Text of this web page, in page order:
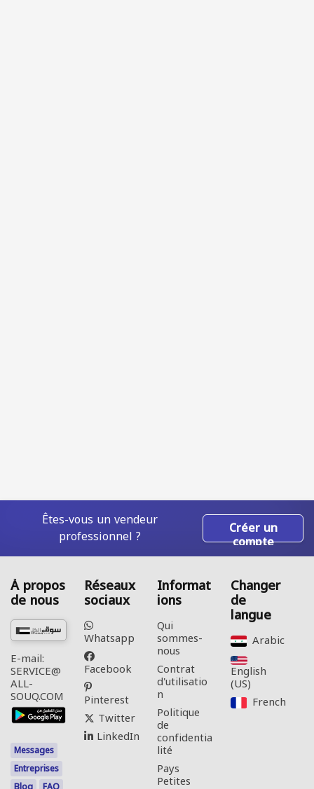
Êtes-vous un vendeur
professionnel ? Créer un
compte
À propos
de nous
E-mail:
SERVICE@
ALL-
SOUQ.COM
Messages
Entreprises
Réseaux
sociaux
Whatsapp
Facebook
Pinterest
Twitter
LinkedIn
Informat
ions
Qui
sommes-
nous
Contrat
d'utilisatio
n
Politique
de
confidentia
lité
Pays
Petites
Changer
de
langue
Arabic‎
English
(US)‎
French‎